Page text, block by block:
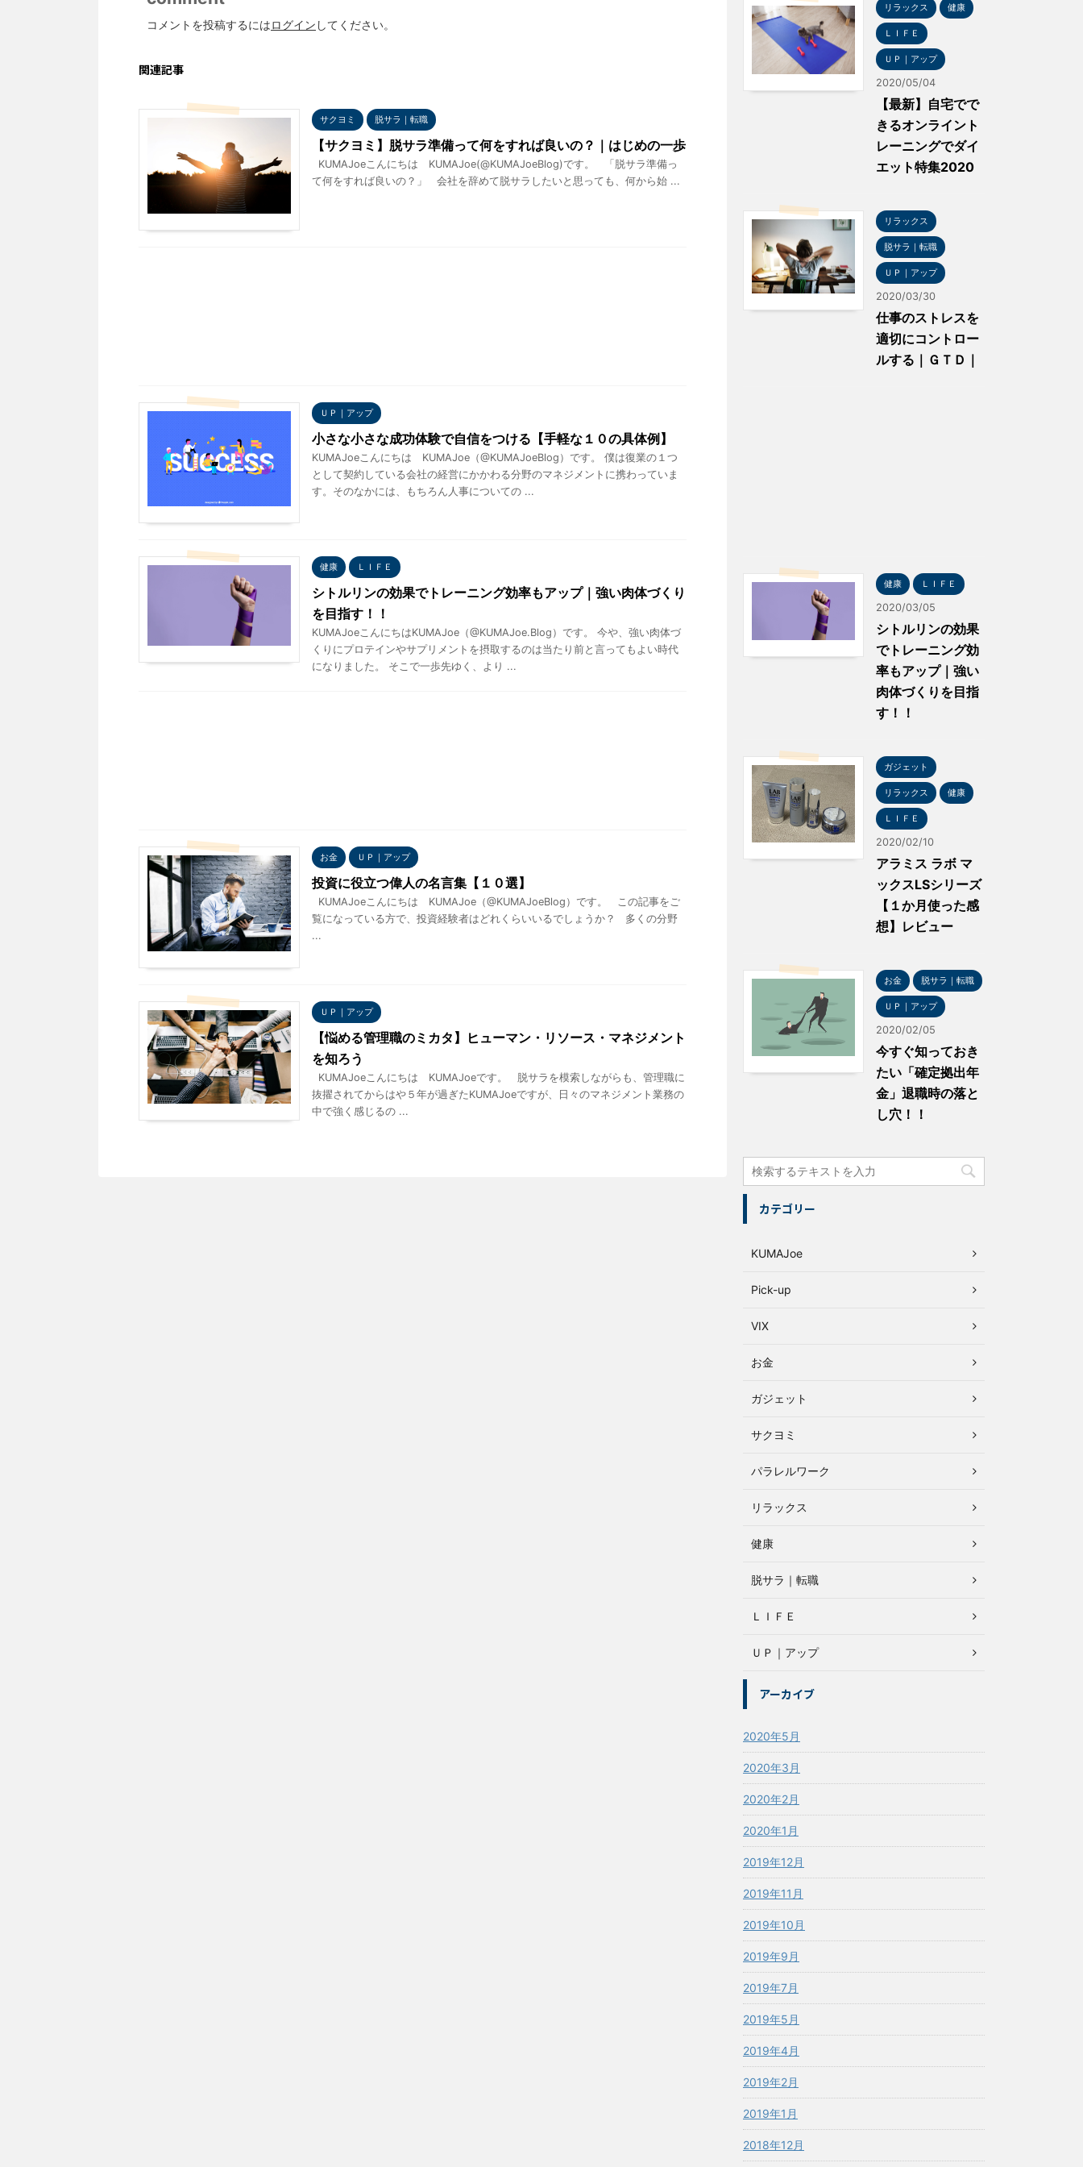
コメントを投稿するにはログイン してください。
関連記事
サクヨミ 脱サラ｜転職
【サクヨミ】脱サラ準備って何をすれば良いの？｜はじめの一歩
KUMAJoeこんにちは KUMAJoe(@KUMAJoeBlog)です。 「脱サラ準備っ
て何をすれば良いの？」 会社を辞めて脱サラしたいと思っても、何から始 ...
ＵＰ｜アップ
小さな小さな成功体験で自信をつける【手軽な１０の具体例】
KUMAJoeこんにちは KUMAJoe（@KUMAJoeBlog）です。 僕は復業の１つ
として契約している会社の経営にかかわる分野のマネジメントに携わっていま
す。そのなかには、もちろん人事についての ...
健康 ＬＩＦＥ
シトルリンの効果でトレーニング効率もアップ｜強い肉体づくり
を目指す！！
KUMAJoeこんにちはKUMAJoe（@KUMAJoe.Blog）です。 今や、強い肉体づ
くりにプロテインやサプリメントを摂取するのは当たり前と言ってもよい時代
になりました。 そこで一歩先ゆく、より ...
お金 ＵＰ｜アップ
投資に役立つ偉人の名言集【１０選】
KUMAJoeこんにちは KUMAJoe（@KUMAJoeBlog）です。 この記事をご
覧になっている方で、投資経験者はどれくらいいるでしょうか？ 多くの分野
...
ＵＰ｜アップ
【悩める管理職のミカタ】ヒューマン・リソース・マネジメント
を知ろう
KUMAJoeこんにちは KUMAJoeです。 脱サラを模索しながらも、管理職に
抜擢されてからはや５年が過ぎたKUMAJoeですが、日々のマネジメント業務の
中で強く感じるの ...
リラックス 健康
ＬＩＦＥ
ＵＰ｜アップ
2020/05/04
【最新】自宅でで
きるオンライント
レーニングでダイ
エット特集2020
リラックス
脱サラ｜転職
ＵＰ｜アップ
2020/03/30
仕事のストレスを
適切にコントロー
ルする｜ＧＴＤ｜
健康 ＬＩＦＥ
2020/03/05
シトルリンの効果
でトレーニング効
率もアップ｜強い
肉体づくりを目指
す！！
ガジェット
リラックス 健康
ＬＩＦＥ
2020/02/10
アラミス ラボ マ
ックスLSシリーズ
【１か月使った感
想】レビュー
お金 脱サラ｜転職
ＵＰ｜アップ
2020/02/05
今すぐ知っておき
たい「確定拠出年
金」退職時の落と
し穴！！
カテゴリー
KUMAJoe
Pick-up
VIX
お金
ガジェット
サクヨミ
パラレルワーク
リラックス
健康
脱サラ｜転職
ＬＩＦＥ
ＵＰ｜アップ
アーカイブ
2020年5月
2020年3月
2020年2月
2020年1月
2019年12月
2019年11月
2019年10月
2019年9月
2019年7月
2019年5月
2019年4月
2019年2月
2019年1月
2018年12月